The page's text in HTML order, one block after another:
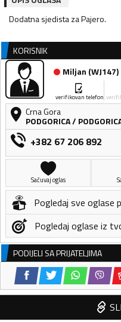
KORISNIK
Miljan (WJ147)
verifikovan telefon
Crna Gora
PODGORICA/
+382 67 206 892
Sačuvaj oglas
Pogledaj sve oglase
Pogledaj oglase iz
PODIJELI SA PRIJATELJIMA